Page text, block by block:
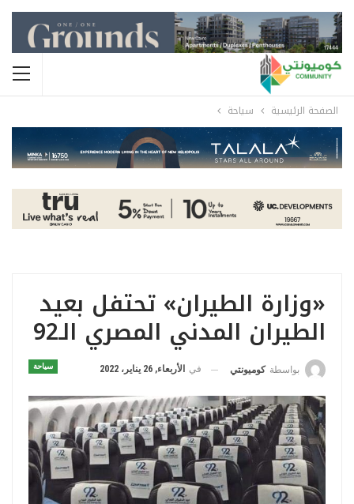
الصفحة الرئيسية سياحة
«وزارة الطيران» تحتفل بعيد
الطيران المدني المصري الـ92
سياحة بواسطة كوميونتي في الأربعاء, 26 يناير، 2022